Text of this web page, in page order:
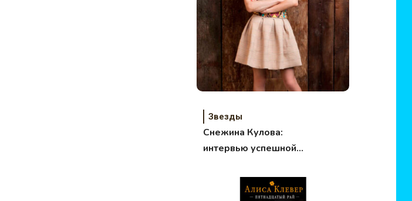
Звезды
Снежина Кулова:
интервью успешной